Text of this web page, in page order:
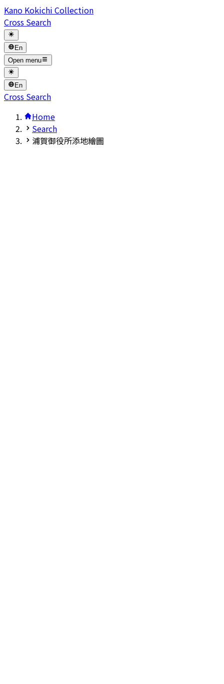
Kano Kokichi Collection
Cross Search
En
Open menu
En
Cross Search
Home
Search
浦賀御役所添地繪圖